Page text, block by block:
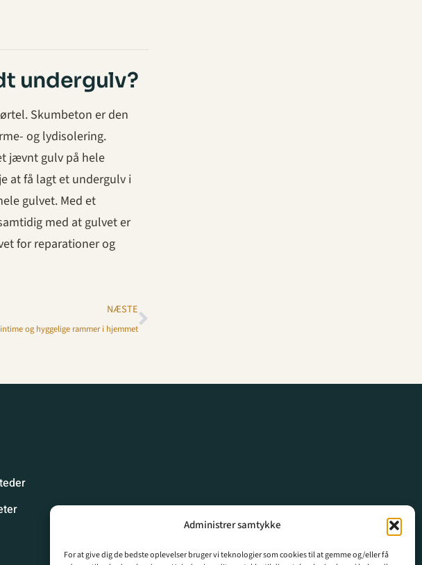
Administrer samtykke
For at give dig de bedste oplevelser bruger vi teknologier som cookies til at gemme og/eller få
undergulv?
Skumbeton er den
og lydisolering.
jævnt gulv på hele
at få lagt et undergulv i
gulvet. Med et
med at gulvet er
for reparationer og
NÆSTE
og hyggelige rammer i hjemmet